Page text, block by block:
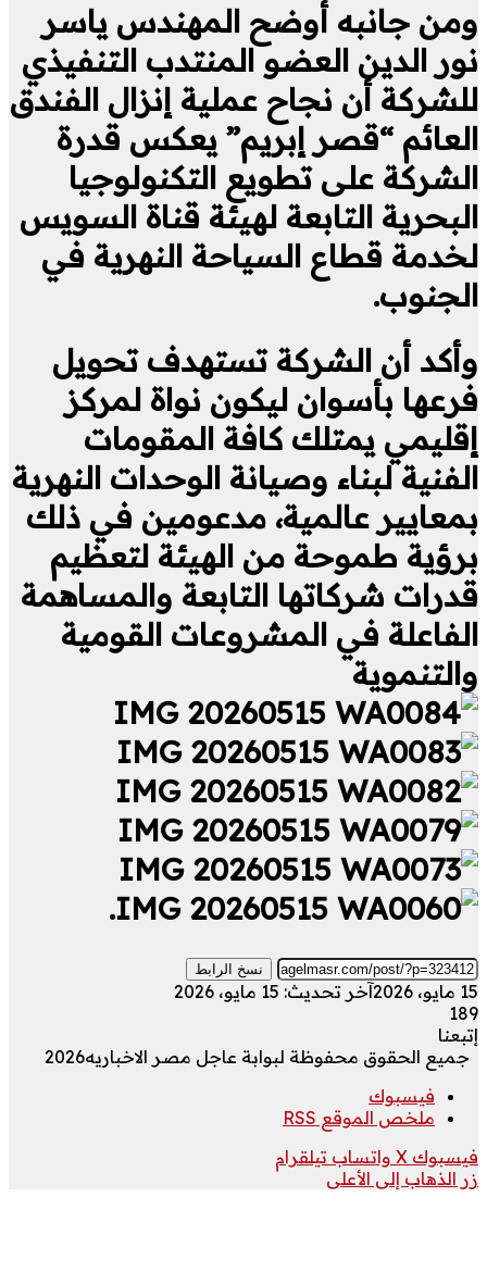
ومن جانبه أوضح المهندس ياسر
نور الدين العضو المنتدب التنفيذي
للشركة أن نجاح عملية إنزال الفندق
العائم “قصر إبريم” يعكس قدرة
الشركة على تطويع التكنولوجيا
البحرية التابعة لهيئة قناة السويس
لخدمة قطاع السياحة النهرية في
الجنوب.
وأكد أن الشركة تستهدف تحويل
فرعها بأسوان ليكون نواة لمركز
إقليمي يمتلك كافة المقومات
الفنية لبناء وصيانة الوحدات النهرية
بمعايير عالمية، مدعومين في ذلك
برؤية طموحة من الهيئة لتعظيم
قدرات شركاتها التابعة والمساهمة
الفاعلة في المشروعات القومية
والتنموية
.
نسخ الرابط
15 مايو، 2026
آخر تحديث: 15 مايو، 2026
189
إتبعنا
جميع الحقوق محفوظة لبوابة عاجل مصر الاخباريه2026
فيسبوك
ملخص الموقع RSS
فيسبوك ‫X واتساب تيلقرام
زر الذهاب إلى الأعلى